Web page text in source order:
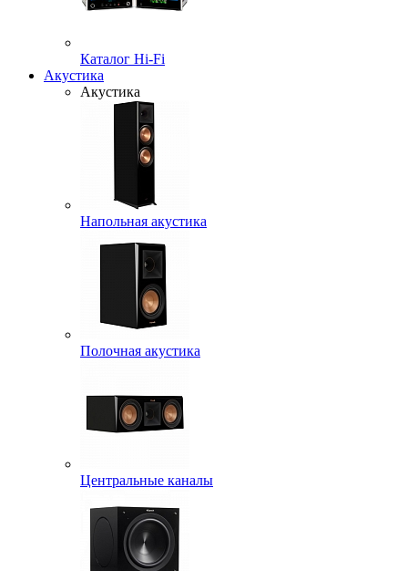
Каталог Hi-Fi
Акустика
Акустика
Напольная акустика
Полочная акустика
Центральные каналы